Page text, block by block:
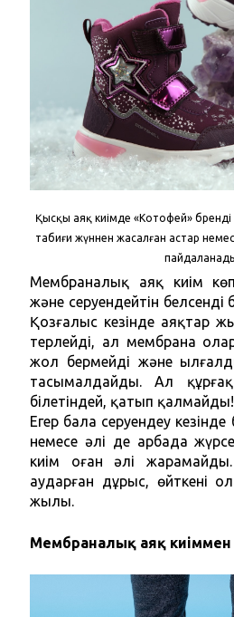
Қысқы аяқ киімде «Котофей»
табиғи жүннен жасалған астар
Мембраналық аяқ киім көп
және серуендейтін
Қозғалыс кезінде аяқтар
терлейді, ал мембрана
жол бермейді және
тасымалдайды. Ал құрғақ
білетіндей, қатып қалмайды!
Егер бала серуендеу
немесе әлі де арбада
киім оған әлі жарамайды.
аударған дұрыс, өйткені
жылы.
Мембраналық аяқ киіммен